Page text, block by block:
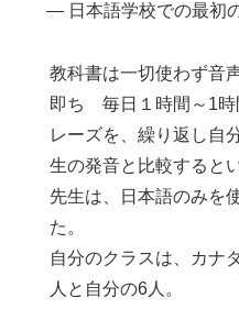
― 日本語学校での最初
教科書は一切使わず音
即ち 毎日１時間～1
レーズを、繰り返し自
生の発音と比較すると
先生は、日本語のみを
た。
自分のクラスは、カナ
人と自分の6人。